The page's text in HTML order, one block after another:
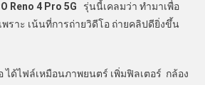
Reno 4 Pro 5G รุ่นนี้เคลมว่า ทำมาเพื่อ
พราะ เน้นที่การถ่ายวิดีโอ ถ่ายคลิปดียิ่งขึ้น
ฟล์เหมือนภาพยนตร์ เพิ่มฟิลเตอร์ กล้อง